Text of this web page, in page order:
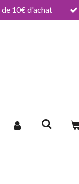
10€ d'achat